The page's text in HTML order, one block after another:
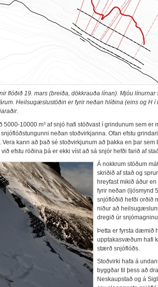
flóðið 19. mars (breiða, dökkrauða línan). Mjóu
Heilsugæslustöðin er fyrir neðan hlíðina (eins og H í
5000-10000 m³ af snjó hafi stöðvast í grindunum sem er
neðan stoðvirkjanna. Ofan efstu
Vera kann að það sé stoðvirkjunum að þakka en þar
efstu röðina þá er ekki víst að sá snjór hefði farið af
Á nokkrum stöðum
skriðið af stað og
hreyfast mikið áður
fyrir neðan (ljósmynd
snjóflóðið hefði orðið
niður að
dregið úr
Þetta er fyrsta dæmið
upptakasvæðum hafi
stærð snjóflóðs.
Stoðvirki hafa á
byggðar til þess að
Neskaupstað og á